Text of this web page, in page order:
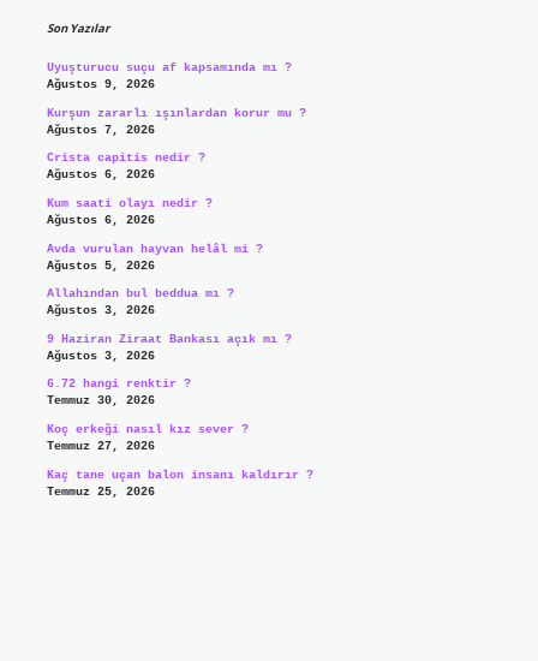
Son Yazılar
Uyuşturucu suçu af kapsamında mı ?
Ağustos 9, 2026
Kurşun zararlı ışınlardan korur mu ?
Ağustos 7, 2026
Crista capitis nedir ?
Ağustos 6, 2026
Kum saati olayı nedir ?
Ağustos 6, 2026
Avda vurulan hayvan helâl mi ?
Ağustos 5, 2026
Allahından bul beddua mı ?
Ağustos 3, 2026
9 Haziran Ziraat Bankası açık mı ?
Ağustos 3, 2026
6.72 hangi renktir ?
Temmuz 30, 2026
Koç erkeği nasıl kız sever ?
Temmuz 27, 2026
Kaç tane uçan balon insanı kaldırır ?
Temmuz 25, 2026